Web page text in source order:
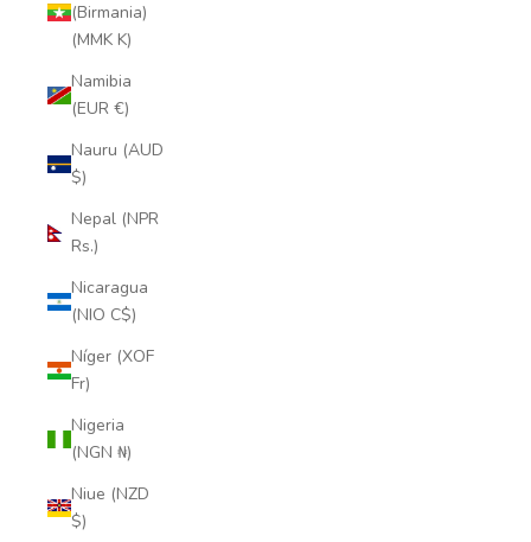
(Birmania)
(MMK K)
Namibia
(EUR €)
Nauru (AUD
$)
Nepal (NPR
Rs.)
Nicaragua
(NIO C$)
Níger (XOF
Fr)
Nigeria
(NGN ₦)
Niue (NZD
$)